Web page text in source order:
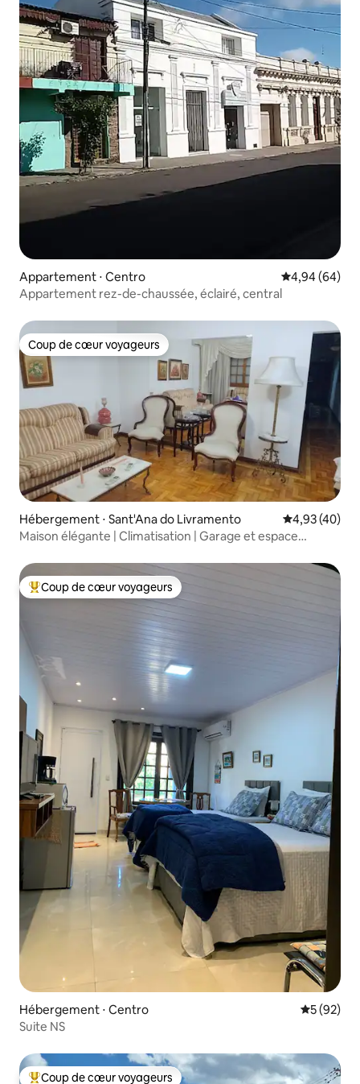
Appartement ⋅ Centro Évaluation
4,94 (64)
Appartement rez-de-chaussée, éclairé, central
Coup de cœur voyageurs
Coup de cœur voyageurs
Hébergement ⋅ Sant'Ana do Livramento Évaluation
4,93 (40)
Maison élégante | Climatisation | Garage et espace
Coups de cœur voyageurs les plus appréciés
Coup de cœur voyageurs
Hébergement ⋅ Centro
5 (92)
Suite NS
Coup de cœur voyageurs